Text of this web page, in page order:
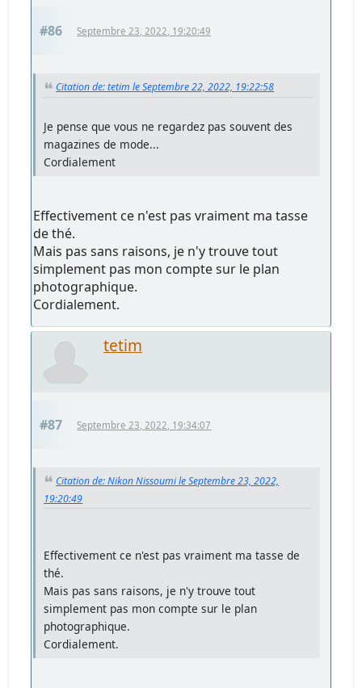
#86 Septembre 23, 2022, 19:20:49
Citation de: tetim le Septembre 22, 2022, 19:22:58
Je pense que vous ne regardez pas souvent des
magazines de mode...
Cordialement
Effectivement ce n'est pas vraiment ma tasse
de thé.
Mais pas sans raisons, je n'y trouve tout
simplement pas mon compte sur le plan
photographique.
Cordialement.
tetim
#87 Septembre 23, 2022, 19:34:07
Citation de: Nikon Nissoumi le Septembre 23, 2022,
19:20:49
Effectivement ce n'est pas vraiment ma tasse de
thé.
Mais pas sans raisons, je n'y trouve tout
simplement pas mon compte sur le plan
photographique.
Cordialement.